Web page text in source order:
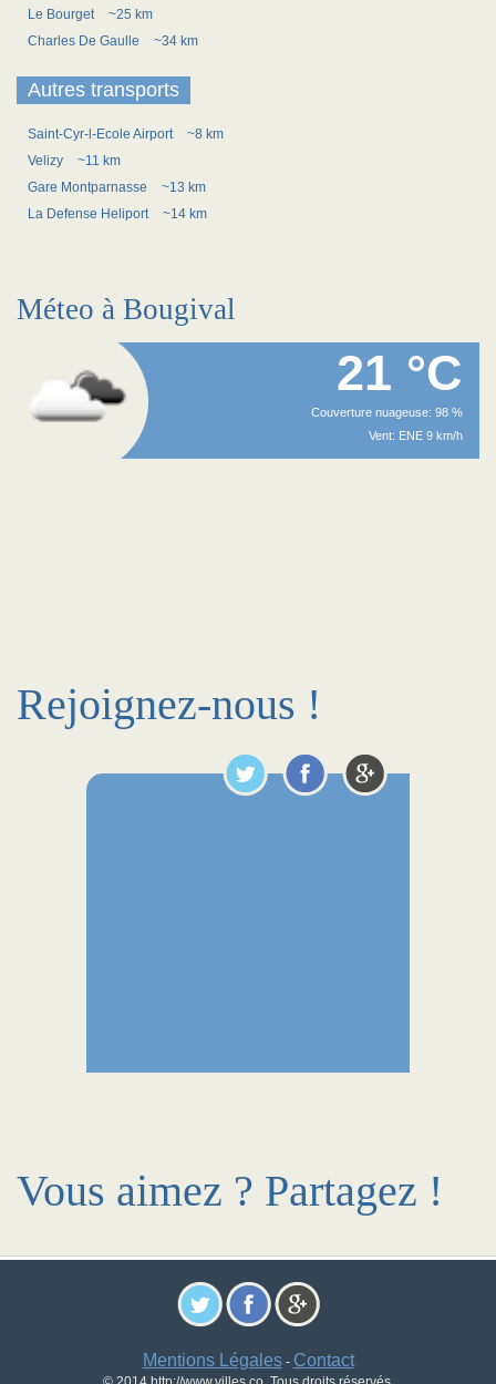
Le Bourget
~25 km
Charles De Gaulle
~34 km
Autres transports
Saint-Cyr-l-Ecole Airport
~8 km
Velizy
~11 km
Gare Montparnasse
~13 km
La Defense Heliport
~14 km
Méteo à Bougival
21 °C
Couverture nuageuse: 98 %
Vent: ENE 9 km/h
Rejoignez-nous !
Vous aimez ? Partagez !
Mentions Légales- Contact